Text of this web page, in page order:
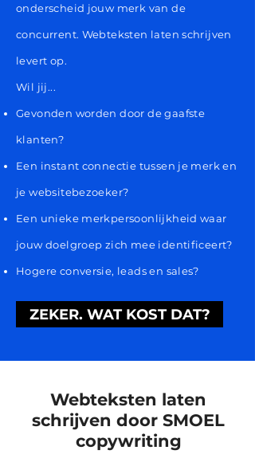
onderscheid jouw merk van de
concurrent. Webteksten laten schrijven
levert op.
Wil jij...
Gevonden worden door de gaafste
klanten?
Een instant connectie tussen je merk en
je websitebezoeker?
Een unieke merkpersoonlijkheid waar
jouw doelgroep zich mee identificeert?
Hogere conversie, leads en sales?
ZEKER. WAT KOST DAT?
Webteksten laten
schrijven door SMOEL
copywriting